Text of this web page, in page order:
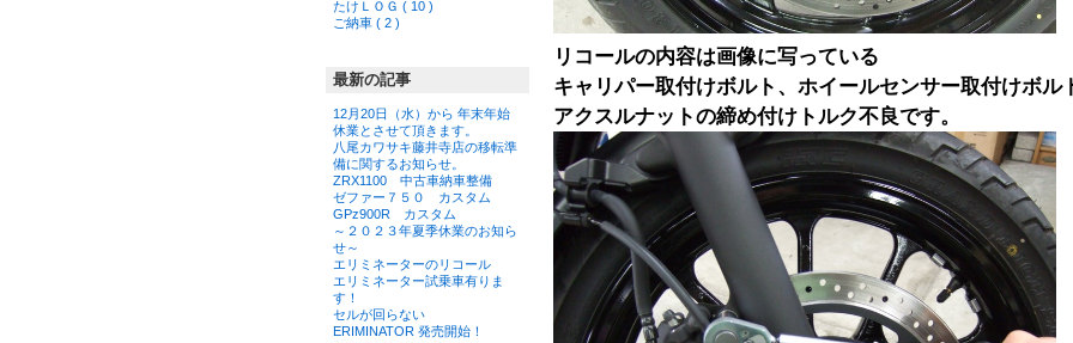
たけＬＯＧ ( 10 )
ご納車 ( 2 )
最新の記事
12月20日（水）から 年末年始
休業とさせて頂きます。
八尾カワサキ藤井寺店の移転準
備に関するお知らせ。
ZRX1100 中古車納車整備
ゼファー７５０ カスタム
GPz900R カスタム
～２０２３年夏季休業のお知ら
せ～
エリミネーターのリコール
エリミネーター試乗車有りま
す！
セルが回らない
ERIMINATOR 発売開始！
リコールの内容は画像に写っている
キャリパー取付けボルト、ホイールセンサー取付けボル
アクスルナットの締め付けトルク不良です。